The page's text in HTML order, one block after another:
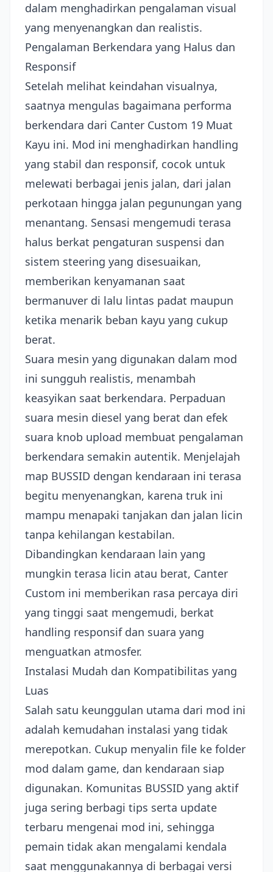
dalam menghadirkan pengalaman visual
yang menyenangkan dan realistis.
Pengalaman Berkendara yang Halus dan
Responsif
Setelah melihat keindahan visualnya,
saatnya mengulas bagaimana performa
berkendara dari Canter Custom 19 Muat
Kayu ini. Mod ini menghadirkan handling
yang stabil dan responsif, cocok untuk
melewati berbagai jenis jalan, dari jalan
perkotaan hingga jalan pegunungan yang
menantang. Sensasi mengemudi terasa
halus berkat pengaturan suspensi dan
sistem steering yang disesuaikan,
memberikan kenyamanan saat
bermanuver di lalu lintas padat maupun
ketika menarik beban kayu yang cukup
berat.
Suara mesin yang digunakan dalam mod
ini sungguh realistis, menambah
keasyikan saat berkendara. Perpaduan
suara mesin diesel yang berat dan efek
suara knob upload membuat pengalaman
berkendara semakin autentik. Menjelajah
map BUSSID dengan kendaraan ini terasa
begitu menyenangkan, karena truk ini
mampu menapaki tanjakan dan jalan licin
tanpa kehilangan kestabilan.
Dibandingkan kendaraan lain yang
mungkin terasa licin atau berat, Canter
Custom ini memberikan rasa percaya diri
yang tinggi saat mengemudi, berkat
handling responsif dan suara yang
menguatkan atmosfer.
Instalasi Mudah dan Kompatibilitas yang
Luas
Salah satu keunggulan utama dari mod ini
adalah kemudahan instalasi yang tidak
merepotkan. Cukup menyalin file ke folder
mod dalam game, dan kendaraan siap
digunakan. Komunitas BUSSID yang aktif
juga sering berbagi tips serta update
terbaru mengenai mod ini, sehingga
pemain tidak akan mengalami kendala
saat menggunakannya di berbagai versi